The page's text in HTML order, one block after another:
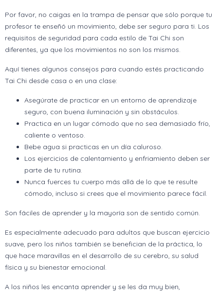
Por favor, no caigas en la trampa de pensar que sólo porque tu
profesor te enseñó un movimiento, debe ser seguro para ti. Los
requisitos de seguridad para cada estilo de Tai Chi son
diferentes, ya que los movimientos no son los mismos.
Aquí tienes algunos consejos para cuando estés practicando
Tai Chi desde casa o en una clase:
Asegúrate de practicar en un entorno de aprendizaje
seguro, con buena iluminación y sin obstáculos.
Practica en un lugar cómodo que no sea demasiado frío,
caliente o ventoso.
Bebe agua si practicas en un día caluroso.
Los ejercicios de calentamiento y enfriamiento deben ser
parte de tu rutina.
Nunca fuerces tu cuerpo más allá de lo que te resulte
cómodo, incluso si crees que el movimiento parece fácil.
Son fáciles de aprender y la mayoría son de sentido común.
Es especialmente adecuado para adultos que buscan ejercicio
suave, pero los niños también se benefician de la práctica, lo
que hace maravillas en el desarrollo de su cerebro, su salud
física y su bienestar emocional.
A los niños les encanta aprender y se les da muy bien,